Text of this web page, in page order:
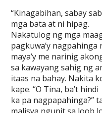
“Kinagabihan, sabay
mga bata at ni hipag.
Nakatulog ng mga
pagkuwa’y nagpahinga
maya’y me narinig
sa kawayang sahig ng
itaas na bahay. Nakita
kape. “O Tina, ba’t hindi
ka pa nagpapahinga?”